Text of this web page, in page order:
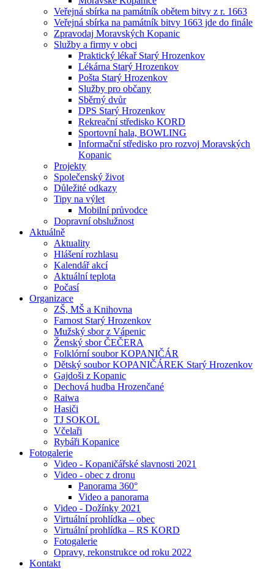
Veřejná sbírka na památník obětem bitvy z r. 1663
Veřejná sbírka na památník bitvy 1663 jde do finále
Zpravodaj Moravských Kopanic
Služby a firmy v obci
Praktický lékař Starý Hrozenkov
Lékárna Starý Hrozenkov
Pošta Starý Hrozenkov
Služby pro občany
Sběrný dvůr
DPS Starý Hrozenkov
Rekreační středisko KORD
Sportovní hala, BOWLING
Informační středisko pro rozvoj Moravských
Kopanic
Projekty
Společenský život
Důležité odkazy
Tipy na výlet
Mobilní průvodce
Dopravní obslužnost
Aktuálně
Aktuality
Hlášení rozhlasu
Kalendář akcí
Aktuální teplota
Počasí
Organizace
ZŠ, MŠ a Knihovna
Farnost Starý Hrozenkov
Mužský sbor z Vápenic
Ženský sbor ČEČERA
Folklórní soubor KOPANIČÁR
Dětský soubor KOPANIČÁREK Starý Hrozenkov
Gajdoši z Kopanic
Dechová hudba Hrozenčané
Raiwa
Hasiči
TJ SOKOL
Včelaři
Rybáři Kopanice
Fotogalerie
Video - Kopaničářské slavnosti 2021
Video - obec z dronu
Panorama 360°
Video a panorama
Video - Dožínky 2021
Virtuální prohlídka – obec
Virtuální prohlídka – RS KORD
Fotogalerie
Opravy, rekonstrukce od roku 2022
Kontakt